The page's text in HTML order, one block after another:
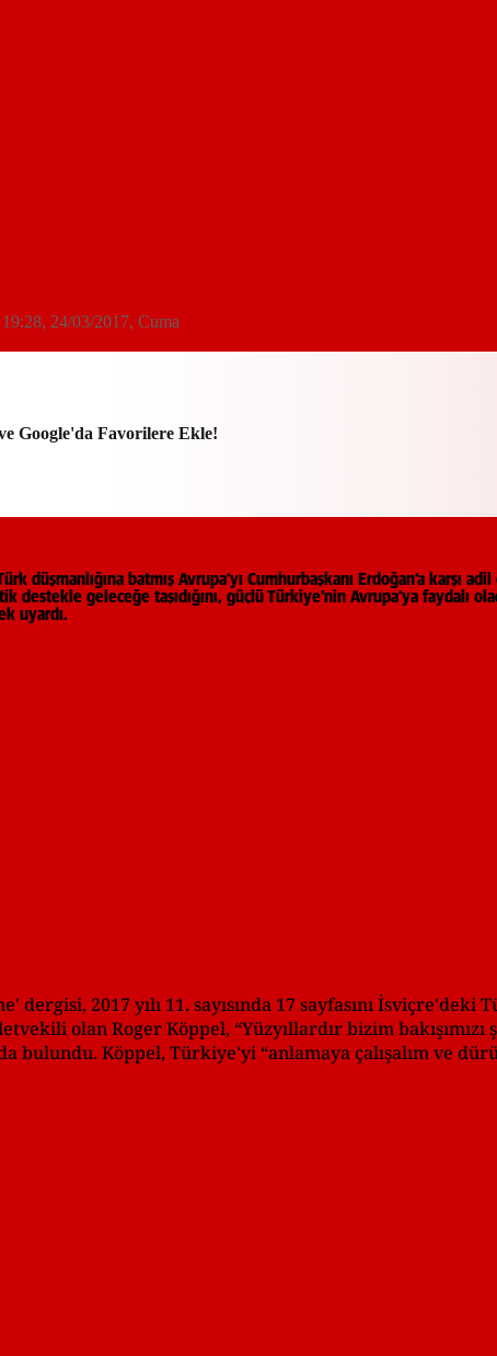
19:28, 24/03/2017, Cuma
Google'da Favorilere Ekle!
düşmanlığına batmış Avrupa’yı Cumhurbaşkanı Erdoğan’a karşı
geleceğe taşıdığını, güçlü Türkiye’nin Avrupa’ya faydalı
uyardı.
2017 yılı 11. sayısında 17 sayfasını
olan Roger Köppel, “Yüzyıllardır bizim
Köppel, Türkiye'yi “anlamaya çalışalım ve